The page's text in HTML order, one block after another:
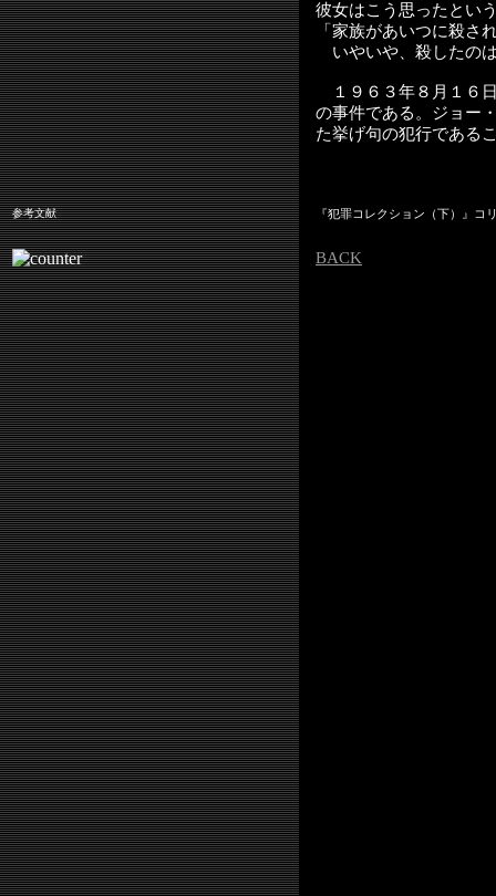
彼女はこう思ったとい
「家族があいつに殺さ
いやいや、殺したの
１９６３年８月１６
の事件である。ジョー
た挙げ句の犯行である
参考文献 『犯罪コレクション（下）』コ
BACK